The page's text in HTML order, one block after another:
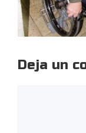
Deja un